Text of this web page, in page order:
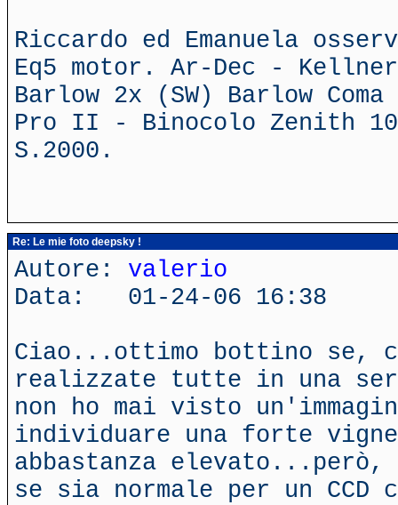
Riccardo ed Emanuela
Eq5 motor. Ar-Dec -
Barlow 2x (SW) Barlow
Pro II - Binocolo Zenith
S.2000.
Re: Le mie foto deepsky !
Autore: valerio
Data: 01-24-06 16:38
Ciao...ottimo bottino se,
realizzate tutte in una
non ho mai visto
individuare una forte
abbastanza
se sia normale per un